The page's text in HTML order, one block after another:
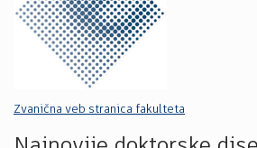
Zvanična veb stranica fakulteta